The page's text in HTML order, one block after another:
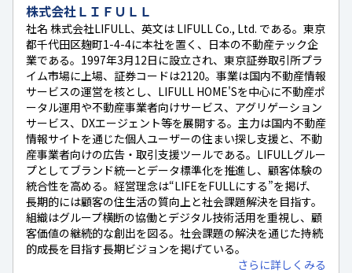
株式会社ＬＩＦＵＬＬ
社名 株式会社LIFULL、英文は LIFULL Co., Ltd. である。東京
都千代田区麹町1-4-4に本社を置く、日本の不動産テック企
業である。1997年3月12日に設立され、東京証券取引所プラ
イム市場に上場、証券コードは2120。事業は国内不動産情報
サービスの運営を核とし、LIFULL HOME'Sを中心に不動産ポ
ータル運用や不動産事業者向けサービス、アグリゲーション
サービス、DXエージェント等を展開する。主力は国内不動産
情報サイトを通じた個人ユーザーの住まい探し支援と、不動
産事業者向けの広告・取引支援ツールである。LIFULLグルー
プとしてブランド統一とデータ標準化を推進し、顧客体験の
統合性を高める。経営理念は“LIFEをFULLにする”を掲げ、
長期的には顧客の住生活の質向上と社会課題解決を目指す。
組織はグループ横断の協働とデジタル技術活用を重視し、顧
客価値の継続的な創出を図る。社会課題の解決を通じた持続
的成長を目指す長期ビジョンを掲げている。
さらに詳しくみる